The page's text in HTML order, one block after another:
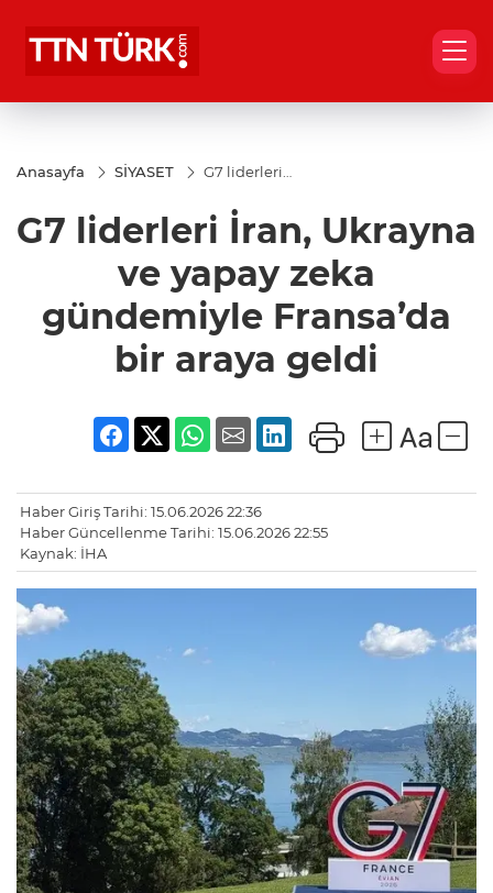
Anasayfa SİYASET
G7 liderleri
Ukrayna ve
yapay zeka
gündemiyle
bir araya
geldi
G7 liderleri İran, Ukrayna
ve yapay zeka
gündemiyle Fransa’da
bir araya geldi
Haber Giriş Tarihi: 15.06.2026 22:36
Haber Güncellenme Tarihi: 15.06.2026 22:55
Kaynak: İHA